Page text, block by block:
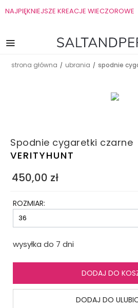
NAJPIĘKNIEJSZE KREACJE WIECZOROWE
strona główna / ubrania / spodnie
Spodnie cygaretki czarne
VERITYHUNT
450,00 zł
ROZMIAR:
wysyłka do 7 dni
DODAJ DO
DODAJ DO